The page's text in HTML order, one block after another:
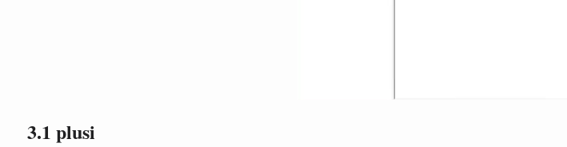
3.1 plusi